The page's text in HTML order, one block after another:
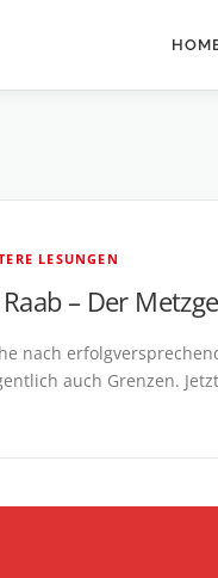
LESUNGEN
– Der
nach
auch Grenzen.